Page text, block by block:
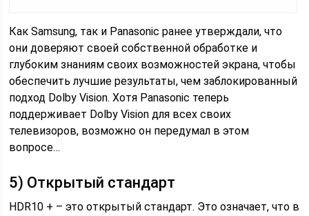
Как Samsung, так и Panasonic ранее утверждали, что
они доверяют своей собственной обработке и
глубоким знаниям своих возможностей экрана, чтобы
обеспечить лучшие результаты, чем заблокированный
подход Dolby Vision. Хотя Panasonic теперь
поддерживает Dolby Vision для всех своих
телевизоров, возможно он передумал в этом
вопросе…
5) Открытый стандарт
HDR10 + – это открытый стандарт. Это означает, что в